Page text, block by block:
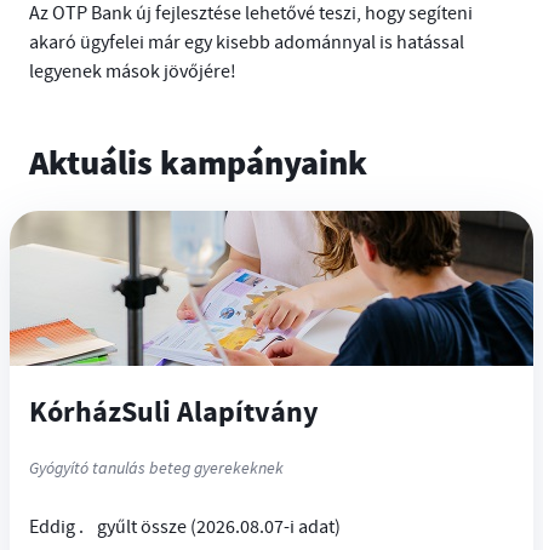
Az OTP Bank új fejlesztése lehetővé teszi, hogy segíteni
akaró ügyfelei már egy kisebb adománnyal is hatással
legyenek mások jövőjére!
Aktuális kampányaink
KórházSuli Alapítvány
Gyógyító tanulás beteg gyerekeknek
Eddig . gyűlt össze (2026.08.07-i adat)